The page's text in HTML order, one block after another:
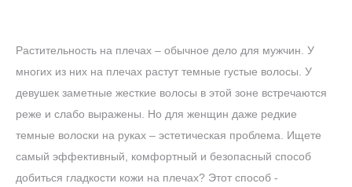
Растительность на плечах – обычное дело для мужчин. У
многих из них на плечах растут темные густые волосы. У
девушек заметные жесткие волосы в этой зоне встречаются
реже и слабо выражены. Но для женщин даже редкие
темные волоски на руках – эстетическая проблема. Ищете
самый эффективный, комфортный и безопасный способ
добиться гладкости кожи на плечах? Этот способ -